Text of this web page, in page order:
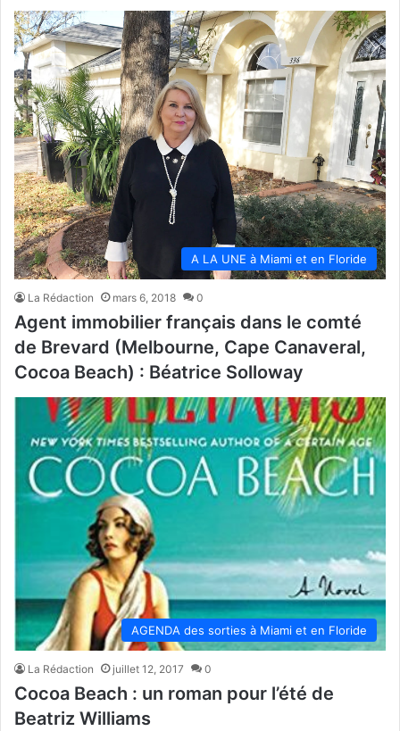
A LA UNE à Miami et en Floride
La Rédaction mars 6, 2018 0
Agent immobilier français dans le comté
de Brevard (Melbourne, Cape Canaveral,
Cocoa Beach) : Béatrice Solloway
AGENDA des sorties à Miami et en Floride
La Rédaction juillet 12, 2017 0
Cocoa Beach : un roman pour l’été de
Beatriz Williams